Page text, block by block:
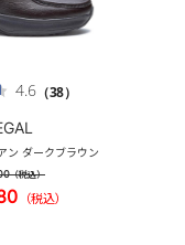
4.6（38）
ン ダークブラウン
（税込）
（税込）